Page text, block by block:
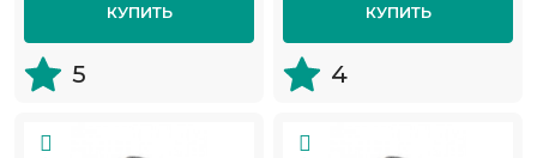
КУПИТЬ
5
КУПИТЬ
4